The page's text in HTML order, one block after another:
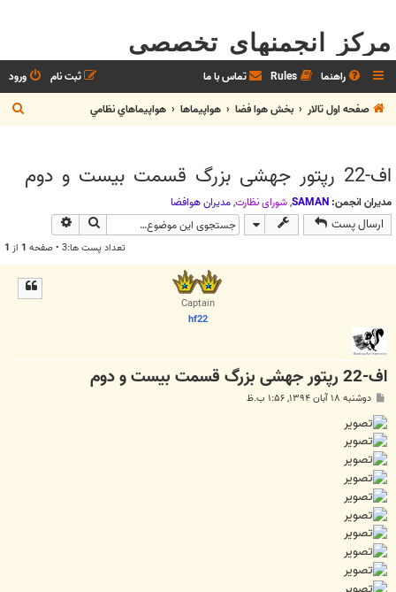
مرکز انجمنهای تخصصی
راهنما Rules تماس با ما ورود
ثبت نام
صفحه اول تالار
بخش هوا فضا هواپيماها هواپيماهاي نظامي
س
اف-22 رپتور جهشی بزرگ قسمت بیست و دوم
مدیران انجمن: SAMAN
,شوراي نظارت,مديران هوافضا
ارسال پست جستجو
تعداد پست ها:3 • صفحه 1 از 1
Captain
hf22
اف-22 رپتور جهشی بزرگ قسمت بیست و دوم
ت
دوشنبه ۱۸ آبان ۱۳۹۴, ۱:۵۶ ب.ظ